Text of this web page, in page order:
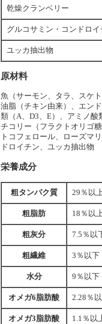
乾燥クランベリー
グルコサミン・コンドロイ
ユッカ抽出物
原材料
魚（サーモン、タラ、スケ
油脂（チキン由来）、エン
類（A、D3、E）、アミノ
チコリー（フラクトオリゴ
トコフェロール、ローズマ
ドロイチン、ユッカ抽出物
栄養成分
粗タンパク質 29％以
粗脂肪 18％以
粗灰分 7.5％以
粗繊維 3％以下
水分 9％以下
オメガ6脂肪酸 2.28％
オメガ3脂肪酸 1.1％以